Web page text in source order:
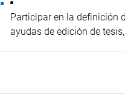
Participar en la definición
ayudas de edición de